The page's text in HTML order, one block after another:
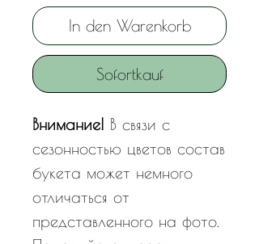
In den Warenkorb
Sofortkauf
Внимание! В связи с
сезонностью цветов состав
букета может немного
отличаться от
представленного на фото.